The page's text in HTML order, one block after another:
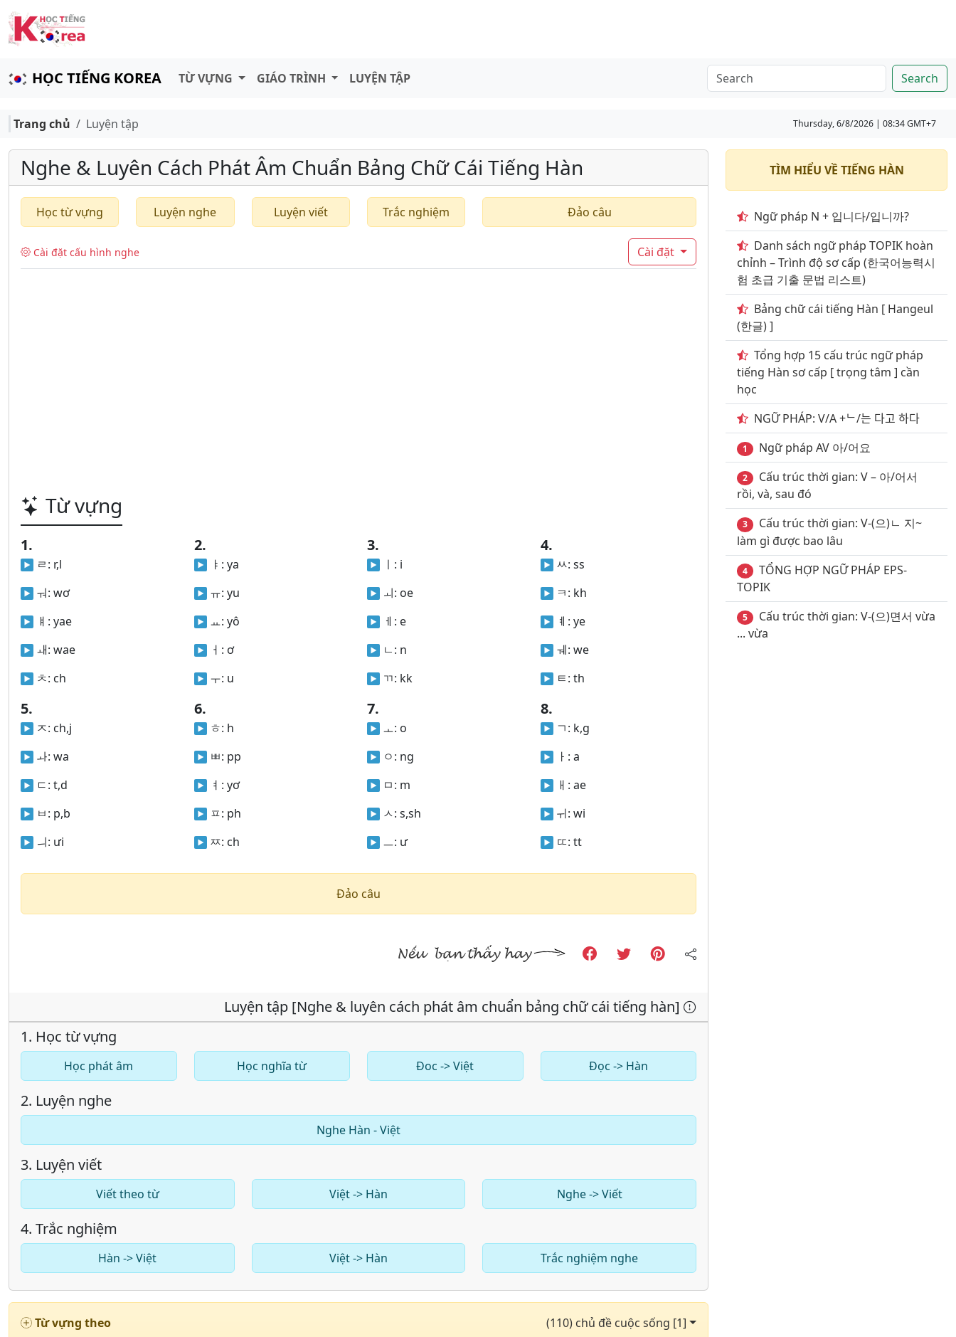
HỌC TIẾNG KOREA TỪ VỰNG GIÁO TRÌNH LUYỆN TẬP Search
Trang chủ Luyện tập Thursday, 6/8/2026 | 08:34 GMT+7
Nghe & Luyên Cách Phát Âm Chuẩn Bảng Chữ Cái Tiếng Hàn
Học từ vựng Luyện nghe Luyện viết Trắc nghiệm Đảo câu
Cài đặt cấu hình nghe Cài đặt
Từ vựng
1.
ㄹ: r,l
ㅝ: wơ
ㅒ: yae
ㅙ: wae
ㅊ: ch
2.
ㅑ: ya
ㅠ: yu
ㅛ: yô
ㅓ: ơ
ㅜ: u
3.
ㅣ: i
ㅚ: oe
ㅔ: e
ㄴ: n
ㄲ: kk
4.
ㅆ: ss
ㅋ: kh
ㅖ: ye
ㅞ: we
ㅌ: th
5.
ㅈ: ch,j
ㅘ: wa
ㄷ: t,d
ㅂ: p,b
ㅢ: ưi
6.
ㅎ: h
ㅃ: pp
ㅕ: yơ
ㅍ: ph
ㅉ: ch
7.
ㅗ: o
ㅇ: ng
ㅁ: m
ㅅ: s,sh
ㅡ: ư
8.
ㄱ: k,g
ㅏ: a
ㅐ: ae
ㅟ: wi
ㄸ: tt
Đảo câu
Luyện tập [Nghe & luyên cách phát âm chuẩn bảng chữ cái tiếng hàn]
1. Học từ vựng
Học phát âm Học nghĩa từ Đoc -> Việt Đọc -> Hàn
2. Luyện nghe
Nghe Hàn - Việt
3. Luyện viết
Viết theo từ Việt -> Hàn Nghe -> Viết
4. Trắc nghiệm
Hàn -> Việt Việt -> Hàn Trắc nghiệm nghe
Từ vựng theo (110) chủ đề cuộc sống [1]
TÌM HIỂU VỀ TIẾNG HÀN
Ngữ pháp N + 입니다/입니까?
Danh sách ngữ pháp TOPIK hoàn
chỉnh – Trình độ sơ cấp (한국어능력시
험 초급 기출 문법 리스트)
Bảng chữ cái tiếng Hàn [ Hangeul
(한글) ]
Tổng hợp 15 cấu trúc ngữ pháp
tiếng Hàn sơ cấp [ trọng tâm ] cần
học
NGỮ PHÁP: V/A +ᄂ/는 다고 하다
1 Ngữ pháp AV 아/어요
2
Cấu trúc thời gian: V – 아/어서
rồi, và, sau đó
3
Cấu trúc thời gian: V-(으)ㄴ 지~
làm gì được bao lâu
4
TỔNG HỢP NGỮ PHÁP EPS-
TOPIK
5
Cấu trúc thời gian: V-(으)면서 vừa
... vừa